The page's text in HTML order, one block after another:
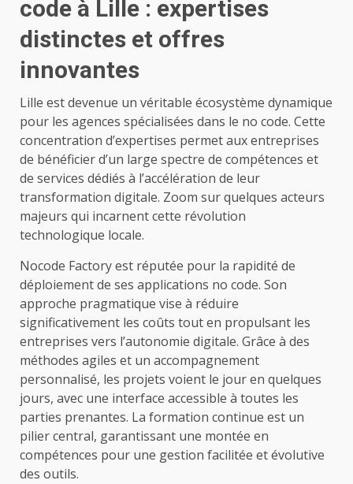
code à Lille : expertises
distinctes et offres
innovantes
Lille est devenue un véritable écosystème dynamique
pour les agences spécialisées dans le no code. Cette
concentration d’expertises permet aux entreprises
de bénéficier d’un large spectre de compétences et
de services dédiés à l’accélération de leur
transformation digitale. Zoom sur quelques acteurs
majeurs qui incarnent cette révolution
technologique locale.
Nocode Factory est réputée pour la rapidité de
déploiement de ses applications no code. Son
approche pragmatique vise à réduire
significativement les coûts tout en propulsant les
entreprises vers l’autonomie digitale. Grâce à des
méthodes agiles et un accompagnement
personnalisé, les projets voient le jour en quelques
jours, avec une interface accessible à toutes les
parties prenantes. La formation continue est un
pilier central, garantissant une montée en
compétences pour une gestion facilitée et évolutive
des outils.